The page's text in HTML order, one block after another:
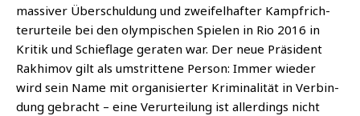
mas­si­ver Über­schul­dung und zwei­fel­haf­ter Kampf­rich­
ter­ur­tei­le bei den olym­pi­schen Spie­len in Rio 2016 in
Kri­tik und Schief­la­ge gera­ten war. Der neue Prä­si­dent
Rak­hi­mov gilt als umstrit­te­ne Per­son: Immer wie­der
wird sein Name mit orga­ni­sier­ter Kri­mi­na­li­tät in Ver­bin­
dung gebracht – eine Ver­ur­tei­lung ist aller­dings nicht